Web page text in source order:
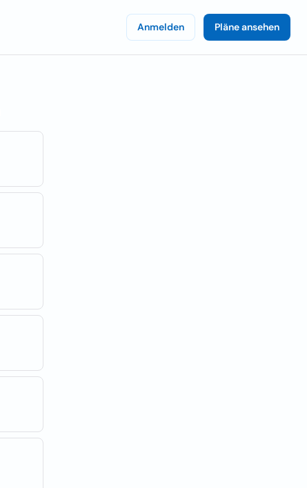
Anmelden Pläne ansehen